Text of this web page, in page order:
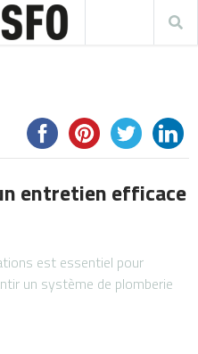
entretien efficace
est essentiel pour
un système de plomberie